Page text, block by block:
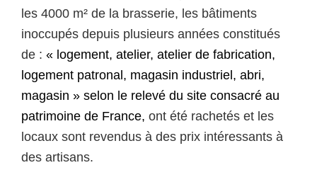
les 4000 m² de la brasserie, les bâtiments
inoccupés depuis plusieurs années constitués
de : « logement, atelier, atelier de fabrication,
logement patronal, magasin industriel, abri,
magasin » selon le relevé du site consacré au
patrimoine de France, ont été rachetés et les
locaux sont revendus à des prix intéressants à
des artisans.